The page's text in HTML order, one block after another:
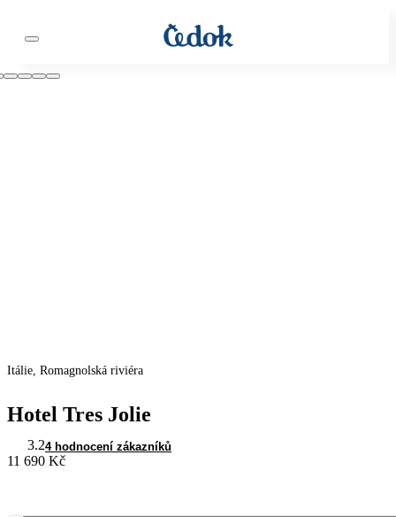
Itálie, Romagnolská riviéra
Hotel Tres Jolie
3.24 hodnocení zákazníků
11 690 Kč